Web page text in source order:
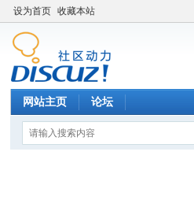
设为首页 收藏本站
网站主页 论坛